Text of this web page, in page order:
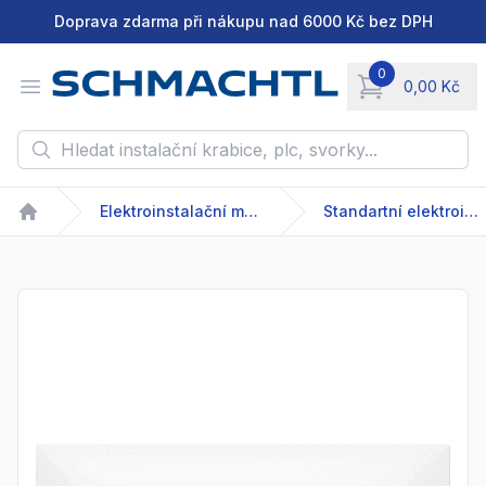
Doprava zdarma při nákupu nad 6000 Kč bez DPH
Open menu
0
0,00 Kč
items in cart,
Hledat instalační krabice, plc, svorky...
Home
Elektroinstalační materiál Standartní elektroinstalační přístroje